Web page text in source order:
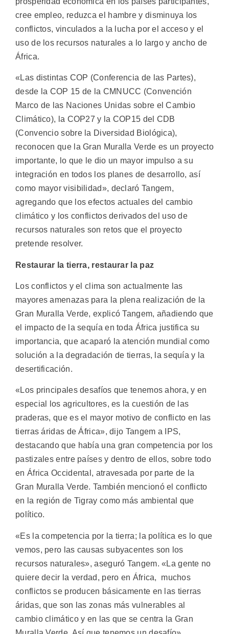
cree empleo, reduzca el hambre y disminuya los
conflictos, vinculados a la lucha por el acceso y el
uso de los recursos naturales a lo largo y ancho de
África.
«Las distintas COP (Conferencia de las Partes),
desde la COP 15 de la CMNUCC (Convención
Marco de las Naciones Unidas sobre el Cambio
Climático), la COP27 y la COP15 del CDB
(Convencio sobre la Diversidad Biológica),
reconocen que la Gran Muralla Verde es un proyecto
importante, lo que le dio un mayor impulso a su
integración en todos los planes de desarrollo, así
como mayor visibilidad», declaró Tangem,
agregando que los efectos actuales del cambio
climático y los conflictos derivados del uso de
recursos naturales son retos que el proyecto
pretende resolver.
Restaurar la tierra, restaurar la paz
Los conflictos y el clima son actualmente las
mayores amenazas para la plena realización de la
Gran Muralla Verde, explicó Tangem, añadiendo que
el impacto de la sequía en toda África justifica su
importancia, que acaparó la atención mundial como
solución a la degradación de tierras, la sequía y la
desertificación.
«Los principales desafíos que tenemos ahora, y en
especial los agricultores, es la cuestión de las
praderas, que es el mayor motivo de conflicto en las
tierras áridas de África», dijo Tangem a IPS,
destacando que había una gran competencia por los
pastizales entre países y dentro de ellos, sobre todo
en África Occidental, atravesada por parte de la
Gran Muralla Verde. También mencionó el conflicto
en la región de Tigray como más ambiental que
político.
«Es la competencia por la tierra; la política es lo que
vemos, pero las causas subyacentes son los
recursos naturales», aseguró Tangem. «La gente no
quiere decir la verdad, pero en África, muchos
conflictos se producen básicamente en las tierras
áridas, que son las zonas más vulnerables al
cambio climático y en las que se centra la Gran